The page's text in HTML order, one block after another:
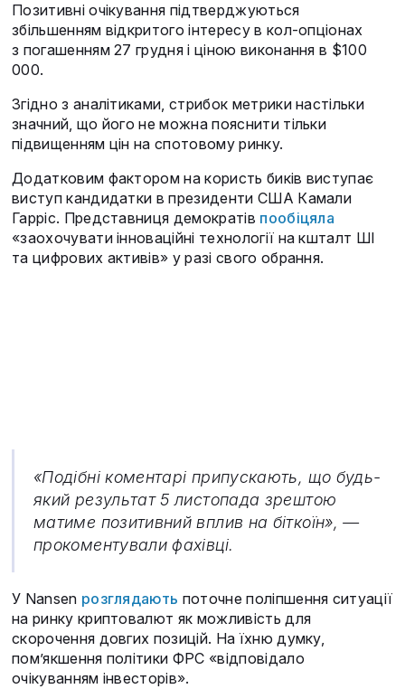
Позитивні очікування підтверджуються
збільшенням відкритого інтересу в кол-опціонах
з погашенням 27 грудня і ціною виконання в $100
000.
Згідно з аналітиками, стрибок метрики настільки
значний, що його не можна пояснити тільки
підвищенням цін на спотовому ринку.
Додатковим фактором на користь биків виступає
виступ кандидатки в президенти США Камали
Гарріс. Представниця демократів пообіцяла
«заохочувати інноваційні технології на кшталт ШІ
та цифрових активів» у разі свого обрання.
«Подібні коментарі припускають, що будь-
який результат 5 листопада зрештою
матиме позитивний вплив на біткоїн», —
прокоментували фахівці.
У Nansen розглядають поточне поліпшення ситуації
на ринку криптовалют як можливість для
скорочення довгих позицій. На їхню думку,
пом’якшення політики ФРС «відповідало
очікуванням інвесторів».